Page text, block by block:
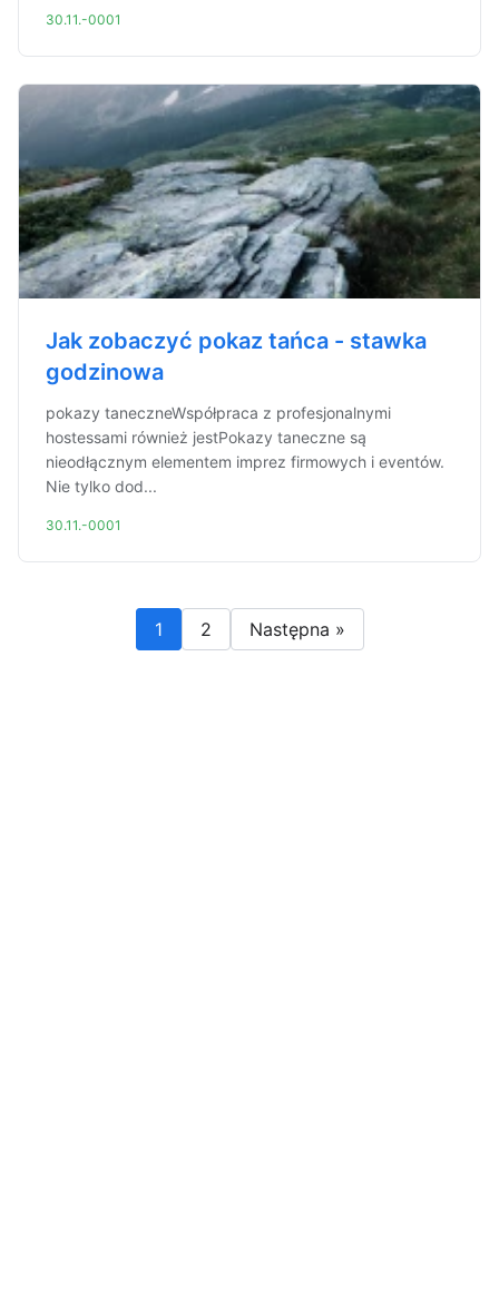
30.11.-0001
Jak zobaczyć pokaz tańca - stawka
godzinowa
pokazy taneczneWspółpraca z profesjonalnymi
hostessami również jestPokazy taneczne są
nieodłącznym elementem imprez firmowych i eventów.
Nie tylko dod...
30.11.-0001
1 2 Następna »